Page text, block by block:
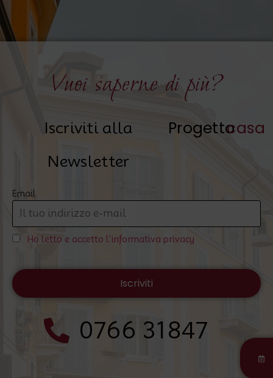
Vuoi saperne di più?
Iscriviti alla
Newsletter
Progettocasa
Email
Ho letto e accetto l'informativa privacy
0766 31847